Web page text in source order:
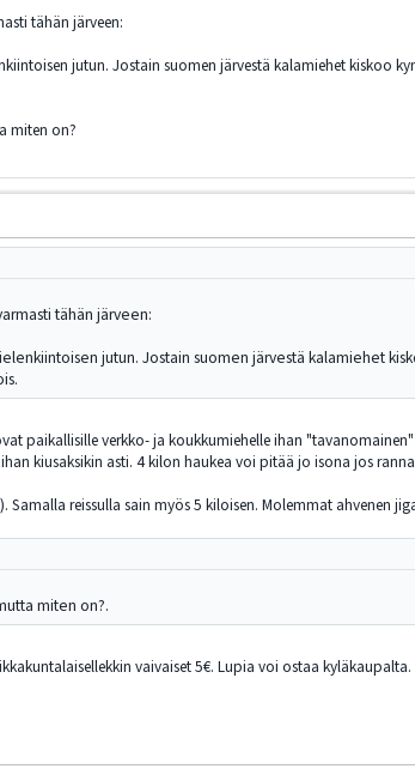
tähän järveen:
jutun. Jostain suomen järvestä kalamiehet kiskoo
miten on?
tähän järveen:
jutun. Jostain suomen järvestä kalamiehet
paikallisille verkko- ja koukkumiehelle ihan
kiusaksikin asti. 4 kilon haukea voi pitää jo isona jos
reissulla sain myös 5 kiloisen. Molemmat ahvenen
miten on?.
vaivaiset 5€. Lupia voi ostaa kyläkaupalta.